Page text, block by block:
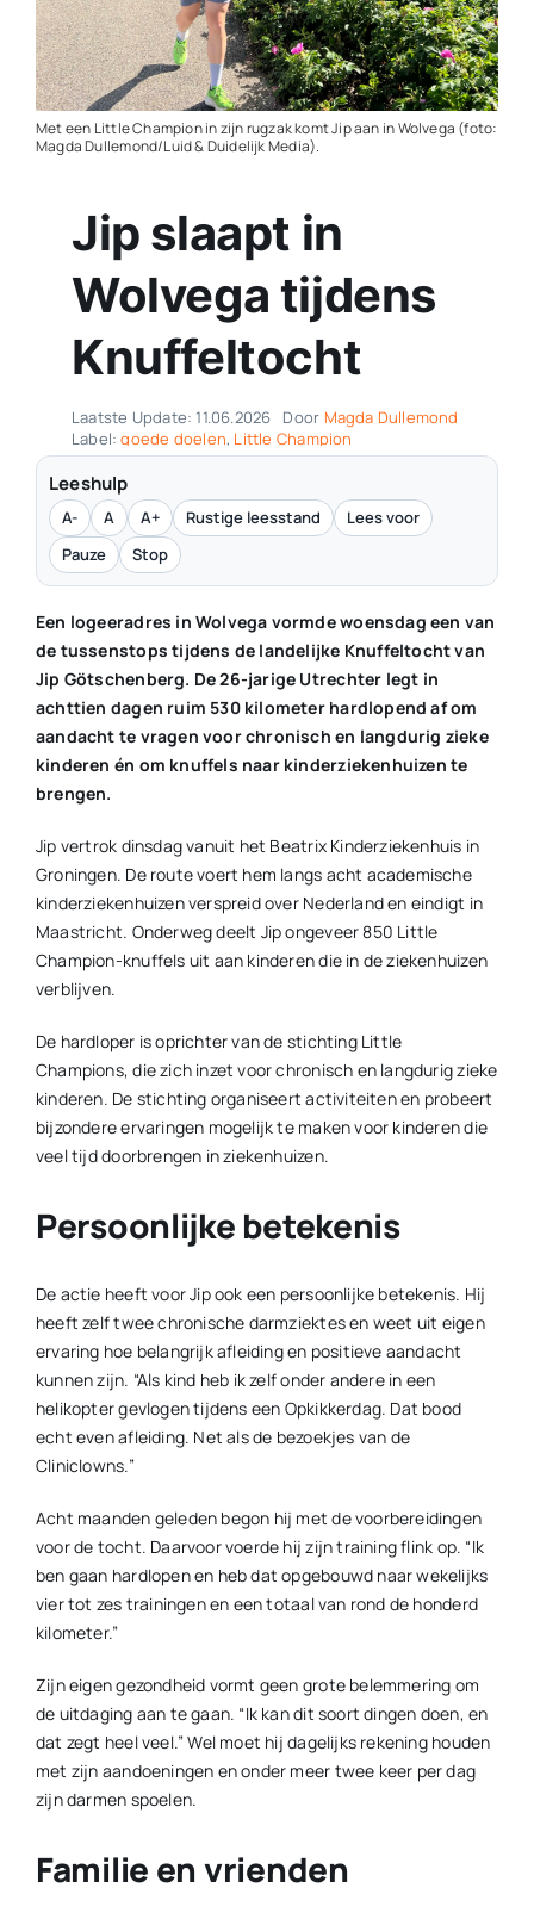
Contact
Plaats je eigen nieuws
Met een Little Champion in zijn rugzak komt Jip aan in Wolvega (foto:
Magda Dullemond/Luid & Duidelijk Media).
Jip slaapt in
Wolvega tijdens
Knuffeltocht
Laatste Update: 11.06.2026 Door Magda Dullemond
Label:goede doelen, Little Champion
Leeshulp
A- A A+ Rustige leesstand
Lees voor
Pauze
Stop
Een logeeradres in Wolvega vormde woensdag een van
de tussenstops tijdens de landelijke Knuffeltocht van
Jip Götschenberg. De 26-jarige Utrechter legt in
achttien dagen ruim 530 kilometer hardlopend af om
aandacht te vragen voor chronisch en langdurig zieke
kinderen én om knuffels naar kinderziekenhuizen te
brengen.
Jip vertrok dinsdag vanuit het Beatrix Kinderziekenhuis in
Groningen. De route voert hem langs acht academische
kinderziekenhuizen verspreid over Nederland en eindigt in
Maastricht. Onderweg deelt Jip ongeveer 850 Little
Champion-knuffels uit aan kinderen die in de ziekenhuizen
verblijven.
De hardloper is oprichter van de stichting Little
Champions, die zich inzet voor chronisch en langdurig zieke
kinderen. De stichting organiseert activiteiten en probeert
bijzondere ervaringen mogelijk te maken voor kinderen die
veel tijd doorbrengen in ziekenhuizen.
Persoonlijke betekenis
De actie heeft voor Jip ook een persoonlijke betekenis. Hij
heeft zelf twee chronische darmziektes en weet uit eigen
ervaring hoe belangrijk afleiding en positieve aandacht
kunnen zijn. “Als kind heb ik zelf onder andere in een
helikopter gevlogen tijdens een Opkikkerdag. Dat bood
echt even afleiding. Net als de bezoekjes van de
Cliniclowns.”
Acht maanden geleden begon hij met de voorbereidingen
voor de tocht. Daarvoor voerde hij zijn training flink op. “Ik
ben gaan hardlopen en heb dat opgebouwd naar wekelijks
vier tot zes trainingen en een totaal van rond de honderd
kilometer.”
Zijn eigen gezondheid vormt geen grote belemmering om
de uitdaging aan te gaan. “Ik kan dit soort dingen doen, en
dat zegt heel veel.” Wel moet hij dagelijks rekening houden
met zijn aandoeningen en onder meer twee keer per dag
zijn darmen spoelen.
Familie en vrienden